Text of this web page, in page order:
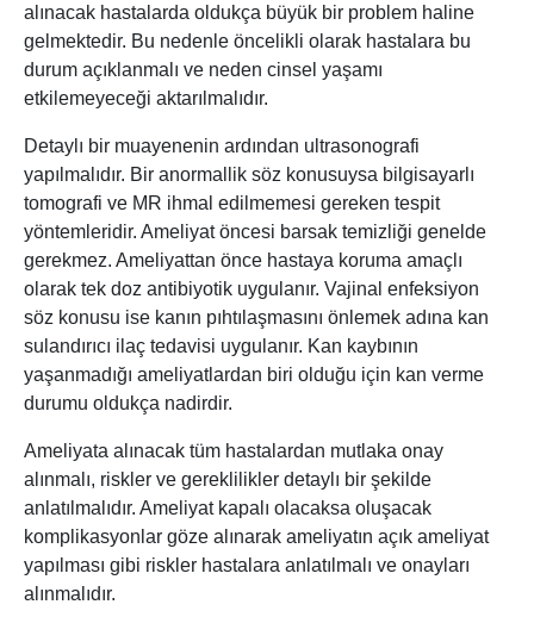
alınacak hastalarda oldukça büyük bir problem haline
gelmektedir. Bu nedenle öncelikli olarak hastalara bu
durum açıklanmalı ve neden cinsel yaşamı
etkilemeyeceği aktarılmalıdır.
Detaylı bir muayenenin ardından ultrasonografi
yapılmalıdır. Bir anormallik söz konusuysa bilgisayarlı
tomografi ve MR ihmal edilmemesi gereken tespit
yöntemleridir. Ameliyat öncesi barsak temizliği genelde
gerekmez. Ameliyattan önce hastaya koruma amaçlı
olarak tek doz antibiyotik uygulanır. Vajinal enfeksiyon
söz konusu ise kanın pıhtılaşmasını önlemek adına kan
sulandırıcı ilaç tedavisi uygulanır. Kan kaybının
yaşanmadığı ameliyatlardan biri olduğu için kan verme
durumu oldukça nadirdir.
Ameliyata alınacak tüm hastalardan mutlaka onay
alınmalı, riskler ve gereklilikler detaylı bir şekilde
anlatılmalıdır. Ameliyat kapalı olacaksa oluşacak
komplikasyonlar göze alınarak ameliyatın açık ameliyat
yapılması gibi riskler hastalara anlatılmalı ve onayları
alınmalıdır.